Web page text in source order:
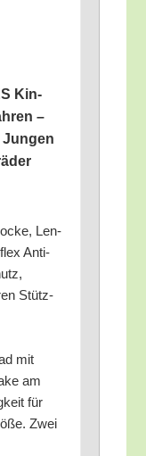
Kin­
–
Jun­gen
Len­
Anti-
Stütz­
mit
am
für
Zwei